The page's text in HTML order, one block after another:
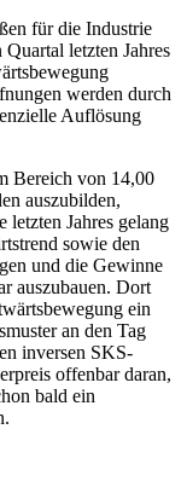
für die Industrie
letzten Jahres
werden durch
Auflösung
Bereich von 14,00
auszubilden,
Jahres gelang
sowie den
und die Gewinne
auszubauen. Dort
ein
an den Tag
inversen SKS-
offenbar daran,
bald ein